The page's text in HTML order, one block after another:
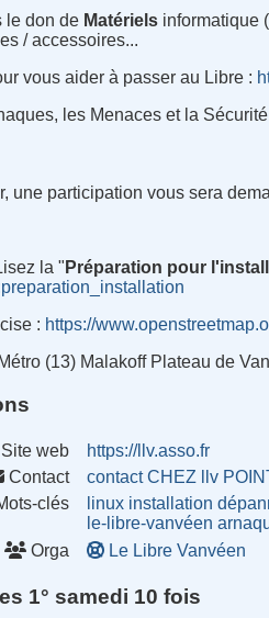
le don de Matériels informatique
/ accessoires...
vousaider à passer au Libre :
les Menaces et la Sécurité
une participation vous sera
la " Préparation pour
: https://
(13) Malakoff Plateau de
Site web
https://llv.asso.fr
Contact
contact CHEZ llv
clés
linux installation
le-libre-vanvéen
Orga
Le Libre Vanvéen
1° samedi 10 fois